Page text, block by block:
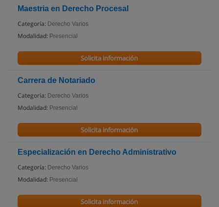
Maestria en Derecho Procesal
Categoría: Derecho Varios
Modalidad: Presencial
Solicita información
Carrera de Notariado
Categoría: Derecho Varios
Modalidad: Presencial
Solicita información
Especialización en Derecho Administrativo
Categoría: Derecho Varios
Modalidad: Presencial
Solicita información